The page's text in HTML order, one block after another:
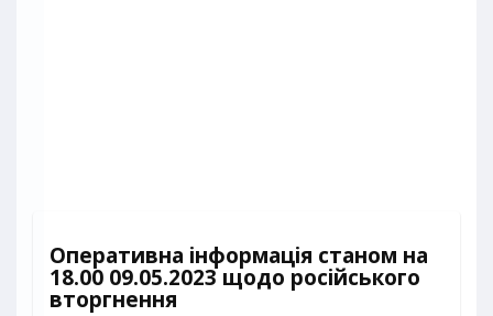
Оперативна інформація станом на
18.00 09.05.2023 щодо російського
вторгнення